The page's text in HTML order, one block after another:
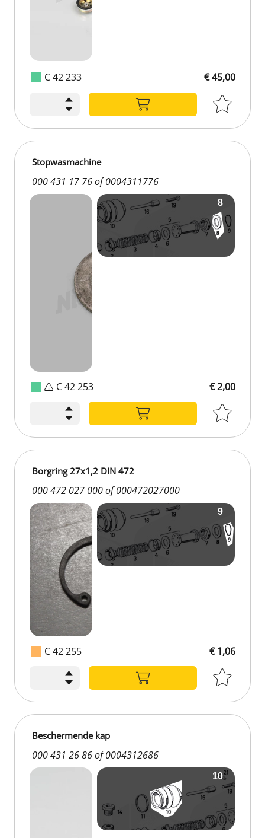
C 42 233 € 45,00
C 42 253
Stopwasmachine
000 431 17 76 of 0004311776
€ 2,00
C 42 255
Borgring 27x1,2 DIN 472
000 472 027 000 of 000472027000
€ 1,06
Beschermende kap
000 431 26 86 of 0004312686